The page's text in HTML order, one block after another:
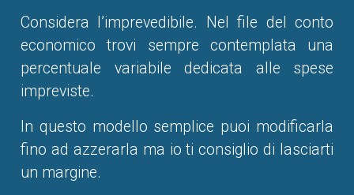
Considera l’imprevedibile. Nel file del conto
economico trovi sempre contemplata una
percentuale variabile dedicata alle spese
impreviste.
In questo modello semplice puoi modificarla
fino ad azzerarla ma io ti consiglio di lasciarti
un margine.